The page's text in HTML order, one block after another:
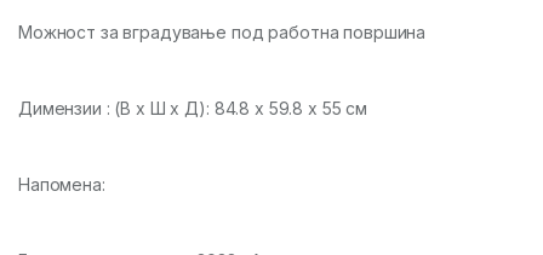
Можност за вградување под работна површина
Димензии : (В x Ш x Д): 84.8 x 59.8 x 55 см
Напомена: